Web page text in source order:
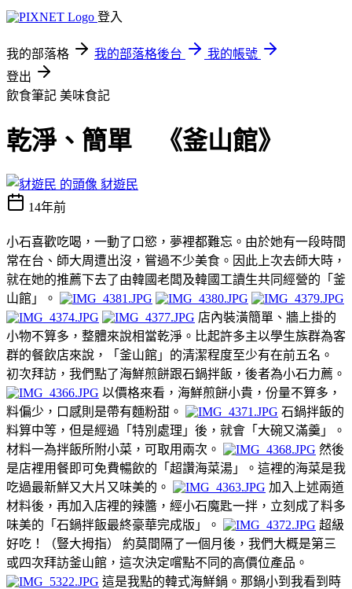
登入
我的部落格 我的部落格後台
我的帳號
登出
飲食筆記 美味食記
乾淨、簡單 《釜山館》
豺遊民
14年前
小石喜歡吃喝，一動了口慾，夢裡都難忘。由於她有一段時間
常在台、師大周遭出沒，嘗過不少美食。因此上次去師大時，
就在她的推薦下去了由韓國老闆及韓國工讀生共同經營的「釜
山館」。
店內裝潢簡單、牆上掛的
小物不算多，整體來說相當乾淨。比起許多主以學生族群為客
群的餐飲店來說，「釜山館」的清潔程度至少有在前五名。
初次拜訪，我們點了海鮮煎餅跟石鍋拌飯，後者為小石力薦。
以價格來看，海鮮煎餅小貴，份量不算多，
料偏少，口感則是帶有麵粉甜。
石鍋拌飯的
料算中等，但是經過「特別處理」後，就會「大碗又滿羹」。
材料一為拌飯所附小菜，可取用兩次。
然後
是店裡用餐即可免費暢飲的「超讚海菜湯」。這裡的海菜是我
吃過最新鮮又大片又味美的。
加入上述兩道
材料後，再加入店裡的辣醬，經小石魔匙一拌，立刻成了料多
味美的「石鍋拌飯最終豪華完成版」。
超級
好吃！（豎大拇指） 約莫間隔了一個月後，我們大概是第三
或四次拜訪釜山館，這次決定嚐點不同的高價位產品。
這是我點的韓式海鮮鍋。那鍋小到我看到時